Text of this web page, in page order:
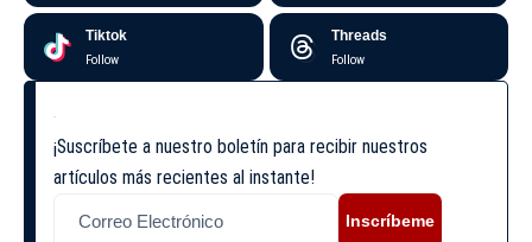
Tiktok
Follow
Threads
Follow
¡Suscríbete a nuestro boletín para recibir nuestros
artículos más recientes al instante!
Inscríbeme